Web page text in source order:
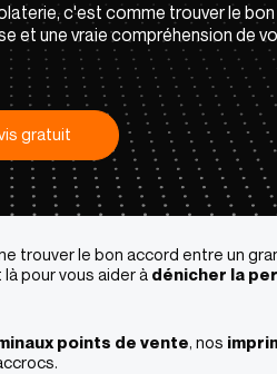
c'est comme trouver le
et une vraie compréhension de
gratuit
trouver le bon accord entre un
pour vous aider à dénicher la
points de vente, nos